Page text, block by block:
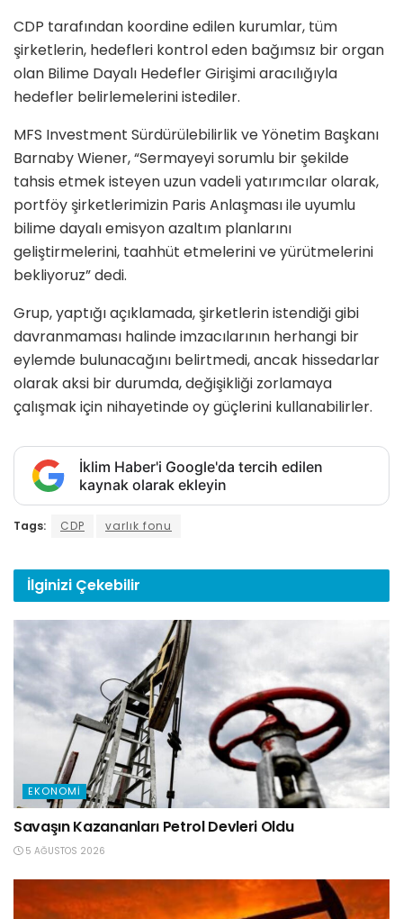
CDP tarafından koordine edilen kurumlar, tüm
şirketlerin, hedefleri kontrol eden bağımsız bir organ
olan Bilime Dayalı Hedefler Girişimi aracılığıyla
hedefler belirlemelerini istediler.
MFS Investment Sürdürülebilirlik ve Yönetim Başkanı
Barnaby Wiener, “Sermayeyi sorumlu bir şekilde
tahsis etmek isteyen uzun vadeli yatırımcılar olarak,
portföy şirketlerimizin Paris Anlaşması ile uyumlu
bilime dayalı emisyon azaltım planlarını
geliştirmelerini, taahhüt etmelerini ve yürütmelerini
bekliyoruz” dedi.
Grup, yaptığı açıklamada, şirketlerin istendiği gibi
davranmaması halinde imzacılarının herhangi bir
eylemde bulunacağını belirtmedi, ancak hissedarlar
olarak aksi bir durumda, değişikliği zorlamaya
çalışmak için nihayetinde oy güçlerini kullanabilirler.
İklim Haber'i Google'da tercih edilen
kaynak olarak ekleyin
Tags: CDP varlık fonu
İlginizi Çekebilir
EKONOMI
Savaşın Kazananları Petrol Devleri Oldu
5 AĞUSTOS 2026